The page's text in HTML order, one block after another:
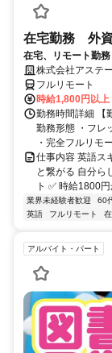
在宅勤務 外資
在宅、リモート勤
株式会社アステ
フルリモート
時給1,800円以上
勤務時間詳細 【
勤務形態 ・フレ
・完全フルリモ
仕事内容 英語ス
と繋がる 自分ら
ト ✅ 時給1800
業界未経験者歓迎 60
英語
フルリモート
アルバイト・パート